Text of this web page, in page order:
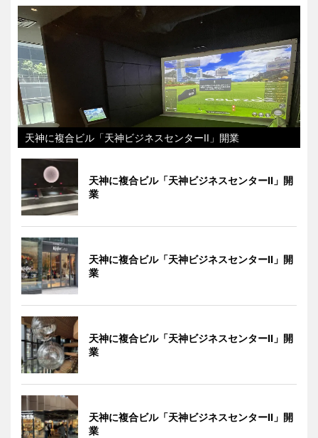
天神に複合ビル「天神ビジネスセンターII」開業
天神に複合ビル「天神ビジネスセンターII」開
業
天神に複合ビル「天神ビジネスセンターII」開
業
天神に複合ビル「天神ビジネスセンターII」開
業
天神に複合ビル「天神ビジネスセンターII」開
業